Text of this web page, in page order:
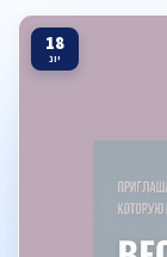
18
יונ